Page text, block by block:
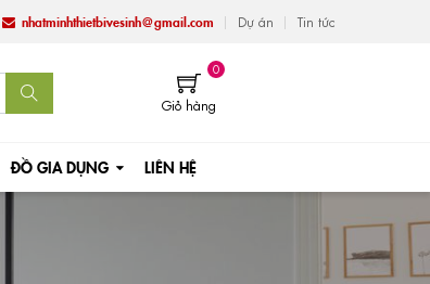
nhatminhthietbivesinh@gmail.com Dự án Tin tức
0
Giỏ hàng
ĐỒ GIA DỤNG LIÊN HỆ